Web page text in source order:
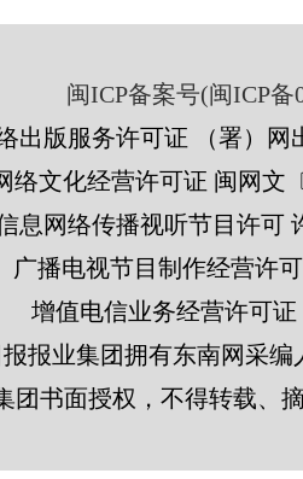
闽ICP备案号(闽ICP备
出版服务许可证 （署）网
络文化经营许可证 闽网文
息网络传播视听节目许可
广播电视节目制作经营许
增值电信业务经营许可证
报业集团拥有东南网采
团书面授权，不得转载、